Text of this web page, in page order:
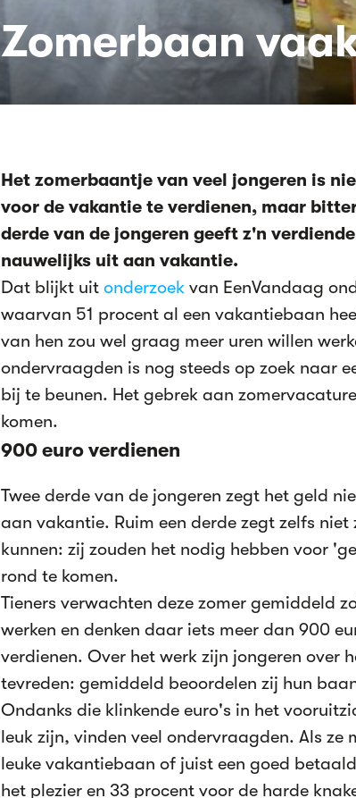
Zomerbaan
Het zomerbaantje van veel jongeren is
voor de vakantie te verdienen, maar
derde van de jongeren geeft z'n
nauwelijks uit aan vakantie.
Dat blijkt uit onderzoek van EenVandaag
waarvan 51 procent al een vakantiebaan
van hen zou wel graag meer uren willen
ondervraagden is nog steeds op zoek naar
bij te beunen. Het gebrek aan
komen.
900 euro verdienen
Twee derde van de jongeren zegt het geld
aan vakantie. Ruim een derde zegt zelfs niet
kunnen: zij zouden het nodig hebben voor
rond te komen.
Tieners verwachten deze zomer gemiddeld
werken en denken daar iets meer dan 900
verdienen. Over het werk zijn jongeren over
tevreden: gemiddeld beoordelen zij hun
Ondanks die klinkende euro's in het
leuk zijn, vinden veel ondervraagden. Als ze
leuke vakantiebaan of juist een goed
het plezier en 33 procent voor de harde